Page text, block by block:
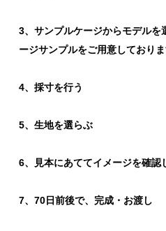
3、サンプルケージからモデルを
ージサンプルをご用意しておりま
4、採寸を行う
5、生地を選らぶ
6、見本にあててイメージを確認
7、70日前後で、完成・お渡し